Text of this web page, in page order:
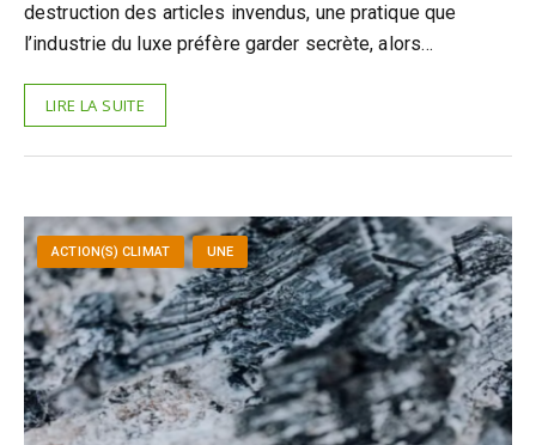
destruction des articles invendus, une pratique que
l’industrie du luxe préfère garder secrète, alors…
LIRE LA SUITE
ACTION(S) CLIMAT UNE